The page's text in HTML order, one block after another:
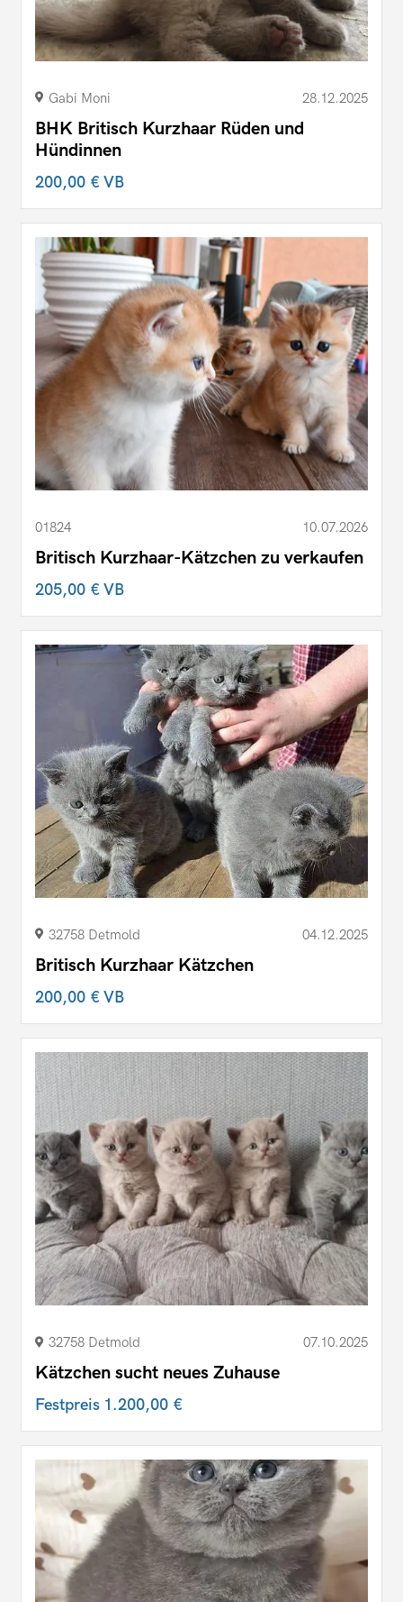
Gabi Moni 28.12.2025
BHK Britisch Kurzhaar Rüden und
Hündinnen
200,00 €VB
01824 10.07.2026
Britisch Kurzhaar-Kätzchen zu verkaufen
205,00 €VB
32758 Detmold 04.12.2025
Britisch Kurzhaar Kätzchen
200,00 €VB
32758 Detmold 07.10.2025
Kätzchen sucht neues Zuhause
Festpreis 1.200,00 €